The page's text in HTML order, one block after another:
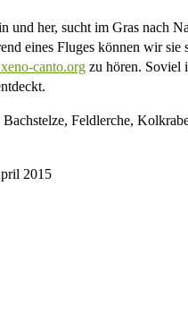
her, sucht im Gras nach
eines Fluges können wir
canto.org zu hören. Soviel
Feldlerche,
2015